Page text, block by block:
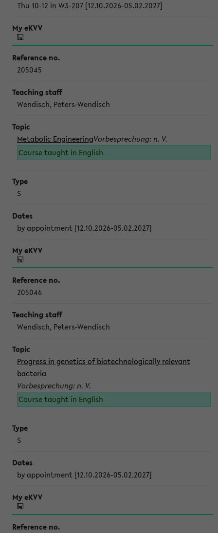
Thu 10-12 in W3-207 [12.10.2026-05.02.2027]
205045
Wendisch, Peters-Wendisch
Metabolic EngineeringVorbesprechung: n. V.
Course taught in English
S
by appointment [12.10.2026-05.02.2027]
205046
Wendisch, Peters-Wendisch
Progress in genetics of biotechnologically relevant
bacteria
Vorbesprechung: n. V.
Course taught in English
S
by appointment [12.10.2026-05.02.2027]